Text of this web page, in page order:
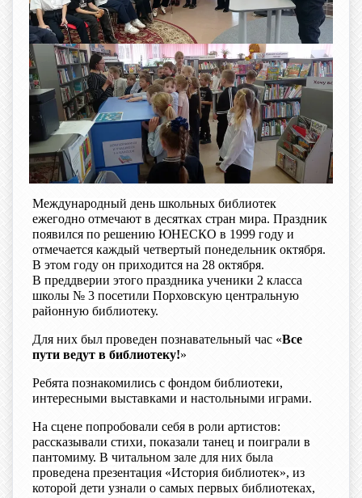
Международный день школьных библиотек
ежегодно отмечают в десятках стран мира. Праздник
появился по решению ЮНЕСКО в 1999 году и
отмечается каждый четвертый понедельник октября.
В этом году он приходится на 28 октября.
В преддверии этого праздника ученики 2 класса
школы № 3 посетили Порховскую центральную
районную библиотеку.
Для них был проведен познавательный час «Все
пути ведут в библиотеку!»
Ребята познакомились с фондом библиотеки,
интересными выставками и настольными играми.
На сцене попробовали себя в роли артистов:
рассказывали стихи, показали танец и поиграли в
пантомиму. В читальном зале для них была
проведена презентация «История библиотек», из
которой дети узнали о самых первых библиотеках,